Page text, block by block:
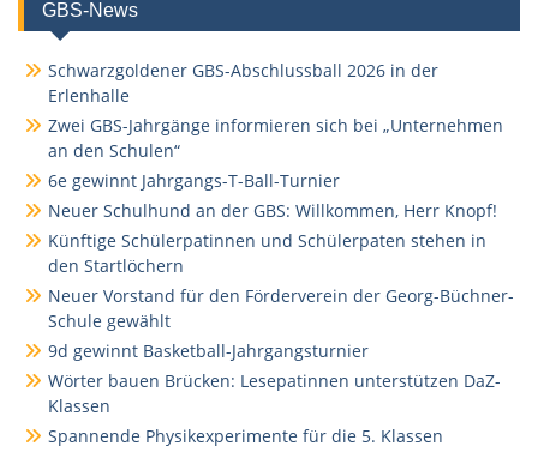
GBS-News
Schwarzgoldener GBS-Abschlussball 2026 in der
Erlenhalle
Zwei GBS-Jahrgänge informieren sich bei „Unternehmen
an den Schulen“
6e gewinnt Jahrgangs-T-Ball-Turnier
Neuer Schulhund an der GBS: Willkommen, Herr Knopf!
Künftige Schülerpatinnen und Schülerpaten stehen in
den Startlöchern
Neuer Vorstand für den Förderverein der Georg-Büchner-
Schule gewählt
9d gewinnt Basketball-Jahrgangsturnier
Wörter bauen Brücken: Lesepatinnen unterstützen DaZ-
Klassen
Spannende Physikexperimente für die 5. Klassen